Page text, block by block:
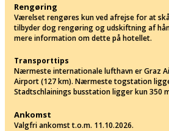
Rengøring
Værelset rengøres kun ved afrejse for at
tilbyder dog rengøring og udskiftning af
mere information om dette på hotellet.
Transporttips
Nærmeste internationale lufthavn er Graz
Airport (127 km). Nærmeste togstation
Stadtschlainings busstation ligger kun 350
Ankomst
Valgfri ankomst t.o.m. 11.10.2026.